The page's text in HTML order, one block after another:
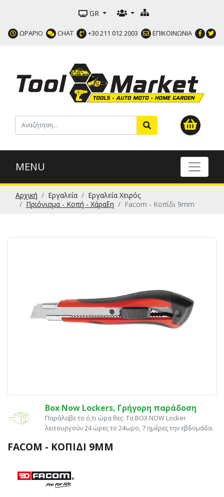
GR
ΩΡΑΡΙΟ CHAT +30 211 012 2003 ΕΠΙΚΟΙΝΩΝΙΑ
MENU
Αρχική Εργαλεία
Εργαλεία Χειρός
Πριόνισμα - Κοπή - Χάραξη
Facom - Κοπίδι 9mm
Box Now Lockers, Γρήγορη παράδοση
Παράλαβε το ό,τι ώρα θες: Tα ΒΟΧ ΝΟW Locker
λειτουργούν 24 ώρες το 24ωρο, 7 ημέρες την εβδομάδα.
FACOM - ΚΟΠΊΔΙ 9MM